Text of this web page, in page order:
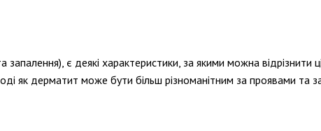
є деякі характеристики, за якими можна відрізнити
як дерматит може бути більш різноманітним за проявами та